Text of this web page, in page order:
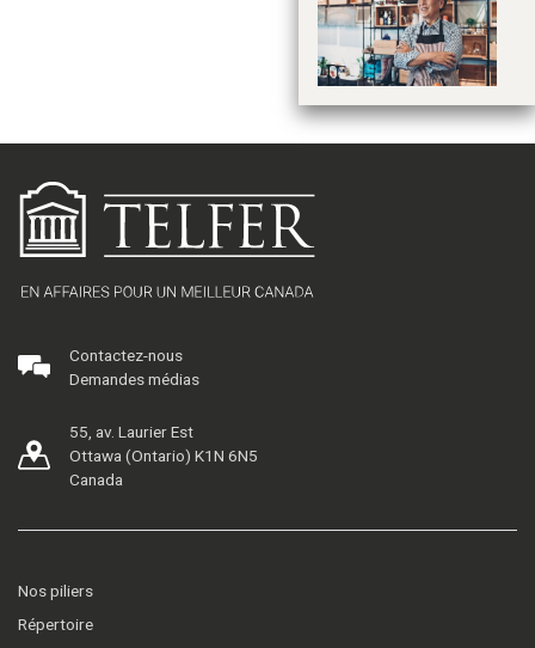
Contactez-nous
Demandes médias
55, av. Laurier Est
Ottawa (Ontario) K1N 6N5
Canada
Nos piliers
Répertoire